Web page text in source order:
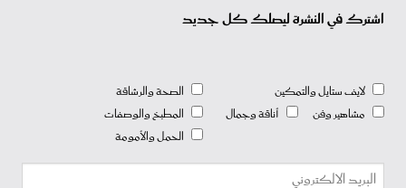
اشترك في النشرة ليصلك كل جديد
لايف ستايل والتمكين
مشاهير وفن
أناقة وجمال
الصحة والرشاقة
المطبخ والوصفات
الحمل والأمومة